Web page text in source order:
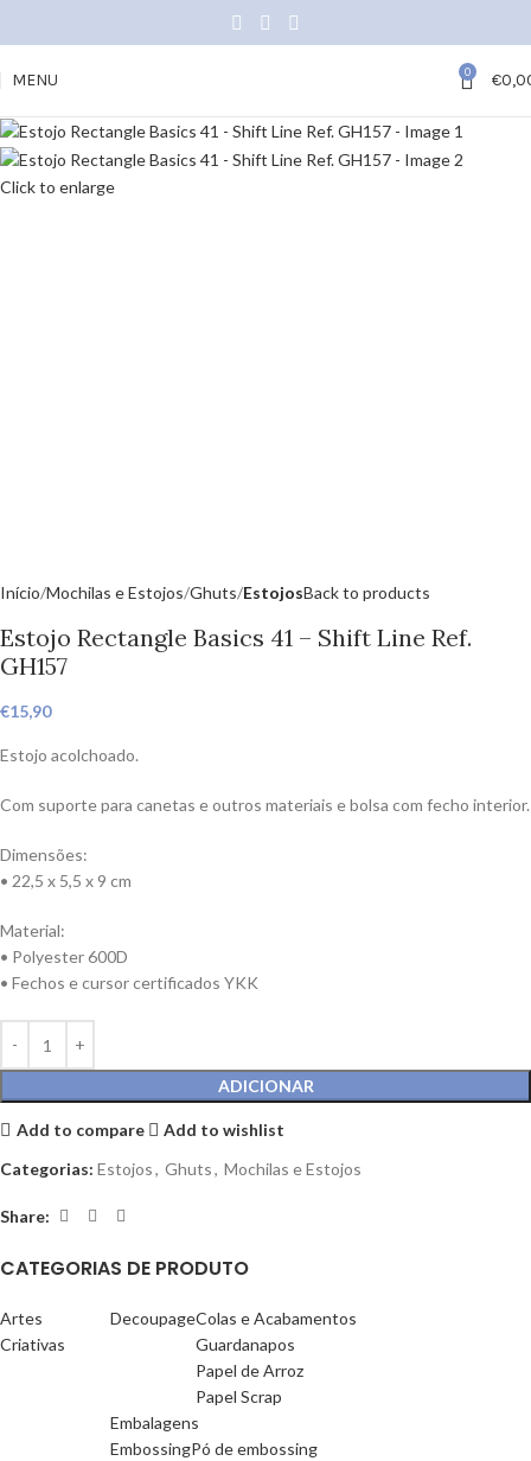
MENU 0 €
Click to enlarge
Início Mochilas e Estojos Ghuts EstojosBack to products
Estojo Rectangle Basics 41 – Shift Line Ref.
GH157
€15,90
Estojo acolchoado.
Com suporte para canetas e outros materiais e bolsa com fecho interior.
Dimensões:
• 22,5 x 5,5 x 9 cm
Material:
• Polyester 600D
• Fechos e cursor certificados YKK
ADICIONAR
Add to compare
Add to wishlist
Categorias: Estojos, Ghuts, Mochilas e Estojos
Share:
CATEGORIAS DE PRODUTO
Artes
Criativas
DecoupageColas e Acabamentos
Guardanapos
Papel de Arroz
Papel Scrap
Embalagens
EmbossingPó de embossing